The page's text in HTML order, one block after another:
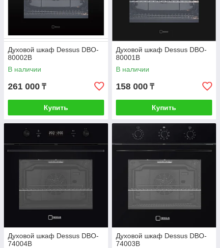
Духовой шкаф Dessus DBO-
80002B
В наличии
261 000 ₸
Купить
Духовой шкаф Dessus DBO-
80001B
В наличии
158 000 ₸
Купить
Духовой шкаф Dessus DBO-
74004B
Духовой шкаф Dessus DBO-
74003B